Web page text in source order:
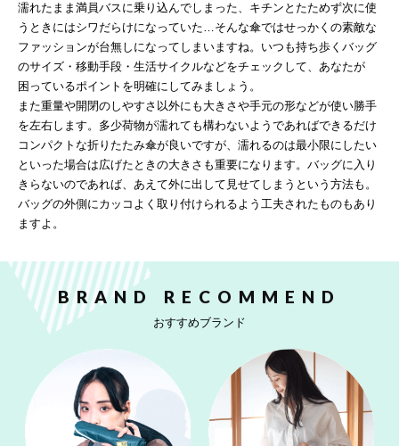
濡れたまま満員バスに乗り込んでしまった、キチンとたためず次に使
うときにはシワだらけになっていた…そんな傘ではせっかくの素敵な
ファッションが台無しになってしまいますね。いつも持ち歩くバッグ
のサイズ・移動手段・生活サイクルなどをチェックして、あなたが
困っているポイントを明確にしてみましょう。
また重量や開閉のしやすさ以外にも大きさや手元の形などが使い勝手
を左右します。多少荷物が濡れても構わないようであればできるだけ
コンパクトな折りたたみ傘が良いですが、濡れるのは最小限にしたい
といった場合は広げたときの大きさも重要になります。バッグに入り
きらないのであれば、あえて外に出して見せてしまうという方法も。
バッグの外側にカッコよく取り付けられるよう工夫されたものもあり
ますよ。
BRAND RECOMMEND
おすすめブランド